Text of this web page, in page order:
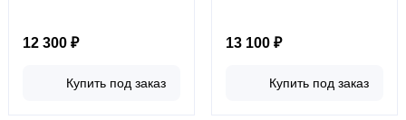
12 300 ₽
Купить под заказ
13 100 ₽
Купить под заказ